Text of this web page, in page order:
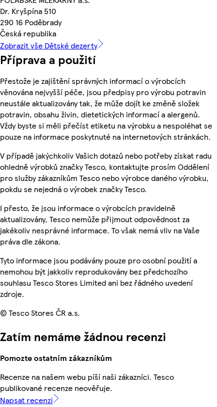
Dr. Kryšpína 510
290 16 Poděbrady
Česká republika
Zobrazit vše Dětské dezerty
Příprava a použití
Přestože je zajištění správných informací o výrobcích
věnována nejvyšší péče, jsou předpisy pro výrobu potravin
neustále aktualizovány tak, že může dojít ke změně složek
potravin, obsahu živin, dietetických informací a alergenů.
Vždy byste si měli přečíst etiketu na výrobku a nespoléhat se
pouze na informace poskytnuté na internetových stránkách.
V případě jakýchkoliv Vašich dotazů nebo potřeby získat radu
ohledně výrobků značky Tesco, kontaktujte prosím Oddělení
pro služby zákazníkům Tesco nebo výrobce daného výrobku,
pokdu se nejedná o výrobek značky Tesco.
I přesto, že jsou informace o výrobcích pravidelně
aktualizovány, Tesco nemůže přijmout odpovědnost za
jakékoliv nesprávné informace. To však nemá vliv na Vaše
práva dle zákona.
Tyto informace jsou podávány pouze pro osobní použití a
nemohou být jakkoliv reprodukovány bez předchozího
souhlasu Tesco Stores Limited ani bez řádného uvedení
zdroje.
© Tesco Stores ČR a.s.
Zatím nemáme žádnou recenzi
Pomozte ostatním zákazníkům
Recenze na našem webu píší naši zákazníci. Tesco
publikované recenze neověřuje.
Napsat recenzi